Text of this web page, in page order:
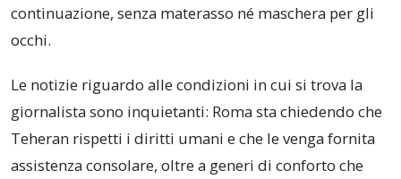
continuazione, senza materasso né maschera per gli
occhi.
Le notizie riguardo alle condizioni in cui si trova la
giornalista sono inquietanti: Roma sta chiedendo che
Teheran rispetti i diritti umani e che le venga fornita
assistenza consolare, oltre a generi di conforto che